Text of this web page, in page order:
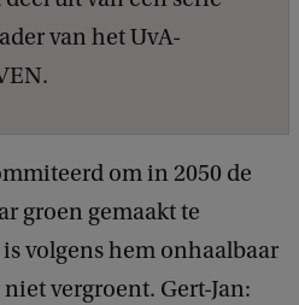
van het UvA-
om in 2050 de
groen gemaakt te
volgens hem onhaalbaar
vergroent. Gert-Jan: